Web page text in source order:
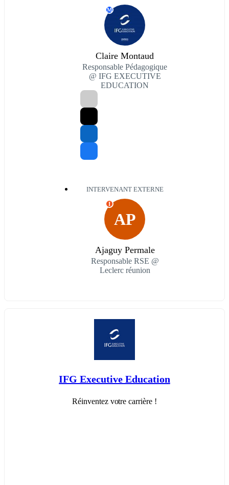
M
Claire Montaud
Responsable Pédagogique
@ IFG EXECUTIVE
EDUCATION
INTERVENANT EXTERNE
AP
I
Ajaguy Permale
Responsable RSE @
Leclerc réunion
IFG Executive Education
Réinventez votre carrière !